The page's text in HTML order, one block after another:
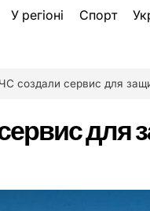
У регіоні Спорт
создали сервис для
для